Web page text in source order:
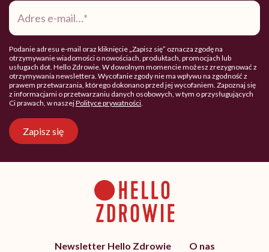
Adres
mail*
Podanie adresu e-mail oraz kliknięcie „Zapisz się” oznacza zgodę na
otrzymywanie wiadomości o nowościach, produktach, promocjach lub
usługach dot. Hello Zdrowie. W dowolnym momencie możesz zrezygnować z
otrzymywania newslettera. Wycofanie zgody nie ma wpływu na zgodność z
prawem przetwarzania, którego dokonano przed jej wycofaniem. Zapoznaj się
z informacjami o przetwarzaniu danych osobowych, w tym o przysługujących
Ci prawach, w naszejPolityce prywatności.
Zapisz się
Newsletter Hello Zdrowie
O nas